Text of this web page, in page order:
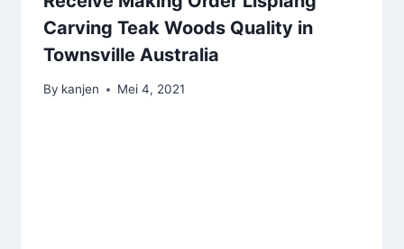
Carving Teak Woods Quality in
Townsville Australia
By kanjen Mei 4, 2021